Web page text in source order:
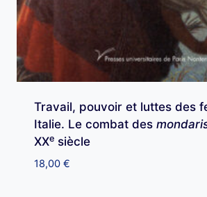
Travail, pouvoir et luttes des
Italie. Le combat des
XXesiècle
18,00 €